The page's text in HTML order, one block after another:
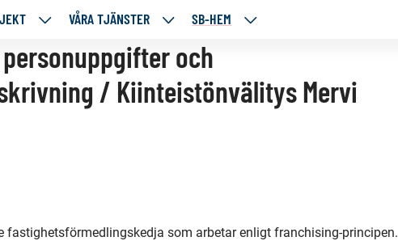
VÅRA
NEDANSTÅENDE
SIDOR
VÅRA TJÄNSTER
VÅRA
TJÄNSTER
NEDANSTÅENDE
SIDOR
SB-HEM
SB-
SIDOR
och
/ Kiinteistönvälitys Mervi
fastighetsförmedlingskedja som arbetar enligt franchising-principen.